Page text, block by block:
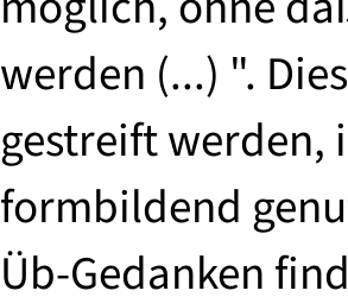
werden (...) ".
gestreift werden,
formbildend
Üb-Gedanken